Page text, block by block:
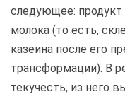
следующее: продукт
молока (то есть,
казеина после его
трансформации). В
текучесть, из него